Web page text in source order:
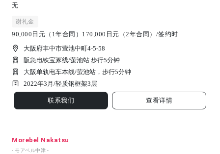
无
谢礼金
90,000日元（1年合同）170,000日元（2年合同）/签约时
大阪府丰中市萤池中町4-5-58
阪急电铁宝冢线/萤池站 步行5分钟
大阪单轨电车本线/萤池站，步行5分钟
2022年3月/轻质钢框架3 层
联系我们 查看详情
Morebel Nakatsu
- モアベル中津 -